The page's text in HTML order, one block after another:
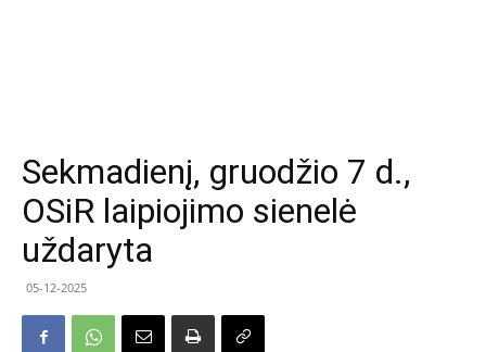
Sekmadienį, gruodžio 7 d.,
OSiR laipiojimo sienelė
uždaryta
05-12-2025